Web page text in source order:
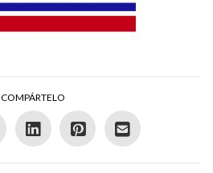
COMPÁRTELO